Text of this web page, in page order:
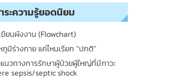
ระความรู้ยอดนิยม
ขียนผังงาน (Flowchart)
มิร่างกาย แค่ไหนเรียก “ปกติ”
นวทางการรักษาผู้ป่วยผู้ใหญ่ที่มีภาวะ
sepsis/septic shock